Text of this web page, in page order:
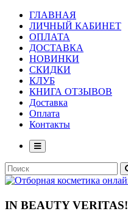
ГЛАВНАЯ
ЛИЧНЫЙ КАБИНЕТ
ОПЛАТА
ДОСТАВКА
НОВИНКИ
СКИДКИ
КЛУБ
КНИГА ОТЗЫВОВ
Доставка
Оплата
Контакты
IN BEAUTY VERITAS!